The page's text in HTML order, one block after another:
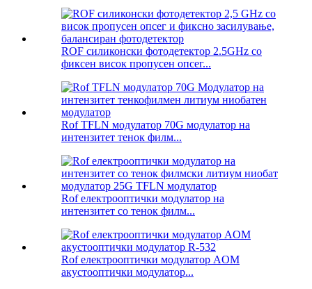
ROF силиконски фотодетектор 2.5GHz со
фиксен висок пропусен опсег...
Rof TFLN модулатор 70G модулатор на
интензитет тенок филм...
Rof електрооптички модулатор на
интензитет со тенок филм...
Rof електрооптички модулатор AOM
акустооптички модулатор...